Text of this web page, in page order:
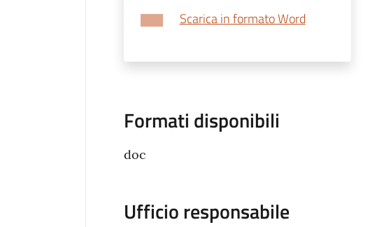
Scarica in formato Word
Formati disponibili
doc
Ufficio responsabile